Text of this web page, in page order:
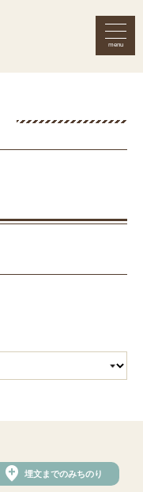
menu
add_location 埋文までのみちのり